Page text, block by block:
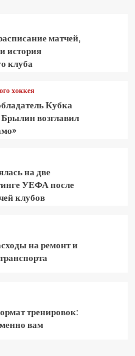
матчей,
история
клуба
хоккея
Кубка
возглавил
на две
УЕФА после
клубов
на ремонт и
тренировок:
вам